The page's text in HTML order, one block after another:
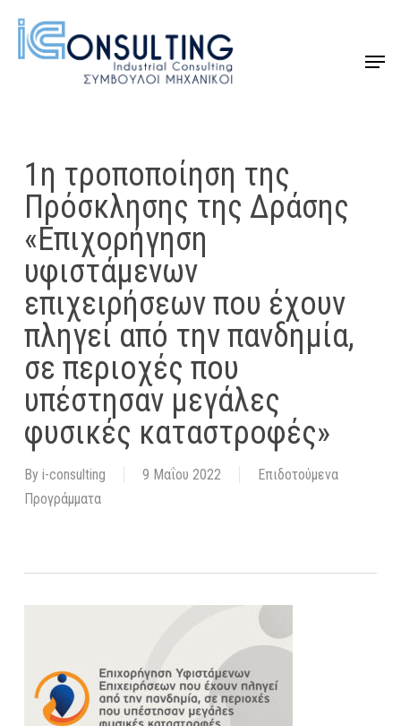
main
Menu
1η τροποποίηση της
Πρόσκλησης της Δράσης
«Επιχορήγηση
υφιστάμενων
επιχειρήσεων που έχουν
πληγεί από την πανδημία,
σε περιοχές που
υπέστησαν μεγάλες
φυσικές καταστροφές»
By i-consulting 9 Μαΐου 2022
Επιδοτούμενα
Προγράμματα
Close